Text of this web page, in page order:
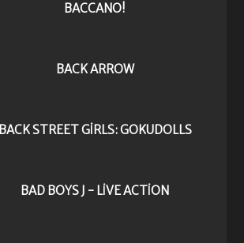
BACCANO!
BACK ARROW
BACK STREET GIRLS: GOKUDOLLS
BAD BOYS J - LIVE ACTION